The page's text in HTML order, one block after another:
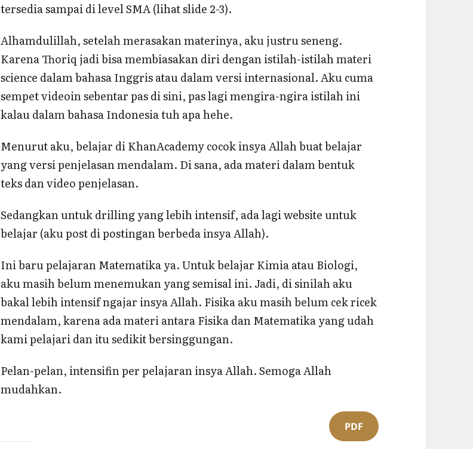
tersedia sampai di level SMA (lihat slide 2-3).
Alhamdulillah, setelah merasakan materinya, aku justru seneng.
Karena Thoriq jadi bisa membiasakan diri dengan istilah-istilah materi
science dalam bahasa Inggris atau dalam versi internasional. Aku cuma
sempet videoin sebentar pas di sini, pas lagi mengira-ngira istilah ini
kalau dalam bahasa Indonesia tuh apa hehe.
Menurut aku, belajar di KhanAcademy cocok insya Allah buat belajar
yang versi penjelasan mendalam. Di sana, ada materi dalam bentuk
teks dan video penjelasan.
Sedangkan untuk drilling yang lebih intensif, ada lagi website untuk
belajar (aku post di postingan berbeda insya Allah).
Ini baru pelajaran Matematika ya. Untuk belajar Kimia atau Biologi,
aku masih belum menemukan yang semisal ini. Jadi, di sinilah aku
bakal lebih intensif ngajar insya Allah. Fisika aku masih belum cek ricek
mendalam, karena ada materi antara Fisika dan Matematika yang udah
kami pelajari dan itu sedikit bersinggungan.
Pelan-pelan, intensifin per pelajaran insya Allah. Semoga Allah
mudahkan.
PDF